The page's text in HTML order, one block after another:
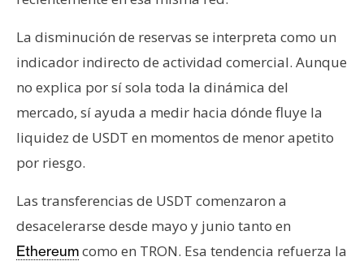
La disminución de reservas se interpreta como un
indicador indirecto de actividad comercial. Aunque
no explica por sí sola toda la dinámica del
mercado, sí ayuda a medir hacia dónde fluye la
liquidez de USDT en momentos de menor apetito
por riesgo.
Las transferencias de USDT comenzaron a
desacelerarse desde mayo y junio tanto en
Ethereumcomo en TRON. Esa tendencia refuerza la